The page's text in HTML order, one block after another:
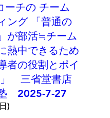
ーチの チーム
ング 「普通の
が部活≒チーム
熱中できるため
者の役割とポイ
」 三省堂書店
2025-7-27
)